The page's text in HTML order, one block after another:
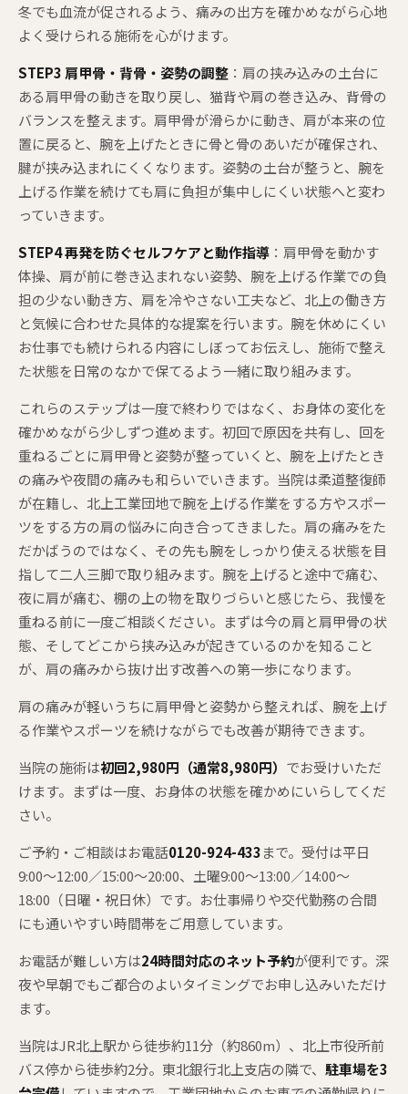
冬でも血流が促されるよう、痛みの出方を確かめながら心地
よく受けられる施術を心がけます。
STEP3 肩甲骨・背骨・姿勢の調整 ：肩の挟み込みの土台に
ある肩甲骨の動きを取り戻し、猫背や肩の巻き込み、背骨の
バランスを整えます。肩甲骨が滑らかに動き、肩が本来の位
置に戻ると、腕を上げたときに骨と骨のあいだが確保され、
腱が挟み込まれにくくなります。姿勢の土台が整うと、腕を
上げる作業を続けても肩に負担が集中しにくい状態へと変わ
っていきます。
STEP4 再発を防ぐセルフケアと動作指導 ：肩甲骨を動かす
体操、肩が前に巻き込まれない姿勢、腕を上げる作業での負
担の少ない動き方、肩を冷やさない工夫など、北上の働き方
と気候に合わせた具体的な提案を行います。腕を休めにくい
お仕事でも続けられる内容にしぼってお伝えし、施術で整え
た状態を日常のなかで保てるよう一緒に取り組みます。
これらのステップは一度で終わりではなく、お身体の変化を
確かめながら少しずつ進めます。初回で原因を共有し、回を
重ねるごとに肩甲骨と姿勢が整っていくと、腕を上げたとき
の痛みや夜間の痛みも和らいでいきます。当院は柔道整復師
が在籍し、北上工業団地で腕を上げる作業をする方やスポー
ツをする方の肩の悩みに向き合ってきました。肩の痛みをた
だかばうのではなく、その先も腕をしっかり使える状態を目
指して二人三脚で取り組みます。腕を上げると途中で痛む、
夜に肩が痛む、棚の上の物を取りづらいと感じたら、我慢を
重ねる前に一度ご相談ください。まずは今の肩と肩甲骨の状
態、そしてどこから挟み込みが起きているのかを知ること
が、肩の痛みから抜け出す改善への第一歩になります。
肩の痛みが軽いうちに肩甲骨と姿勢から整えれば、腕を上げ
る作業やスポーツを続けながらでも改善が期待できます。
当院の施術は初回2,980円（通常8,980円） でお受けいただ
けます。まずは一度、お身体の状態を確かめにいらしてくだ
さい。
ご予約・ご相談はお電話0120-924-433まで。受付は平日
9:00〜12:00／15:00〜20:00、土曜9:00〜13:00／14:00〜
18:00（日曜・祝日休）です。お仕事帰りや交代勤務の合間
にも通いやすい時間帯をご用意しています。
お電話が難しい方は24時間対応のネット予約が便利です。深
夜や早朝でもご都合のよいタイミングでお申し込みいただけ
ます。
当院はJR北上駅から徒歩約11分（約860m）、北上市役所前
バス停から徒歩約2分。東北銀行北上支店の隣で、 駐車場を3